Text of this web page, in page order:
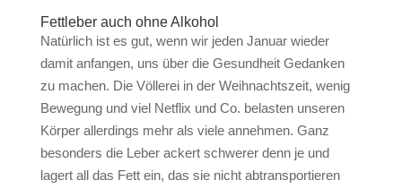
Fettleber auch ohne Alkohol
Natürlich ist es gut, wenn wir jeden Januar wieder
damit anfangen, uns über die Gesundheit Gedanken
zu machen. Die Völlerei in der Weihnachtszeit, wenig
Bewegung und viel Netflix und Co. belasten unseren
Körper allerdings mehr als viele annehmen. Ganz
besonders die Leber ackert schwerer denn je und
lagert all das Fett ein, das sie nicht abtransportieren